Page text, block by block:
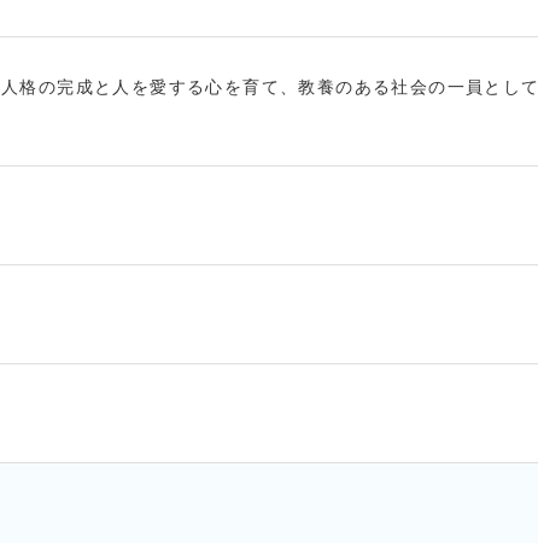
格の完成と人を愛する心を育て、教養のある社会の一員とし